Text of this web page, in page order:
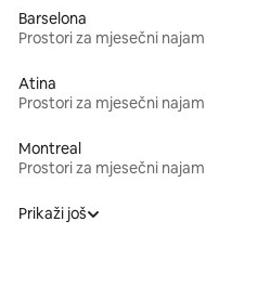
Barselona
Prostori za mjesečni najam
Atina
Prostori za mjesečni najam
Montreal
Prostori za mjesečni najam
Prikaži još